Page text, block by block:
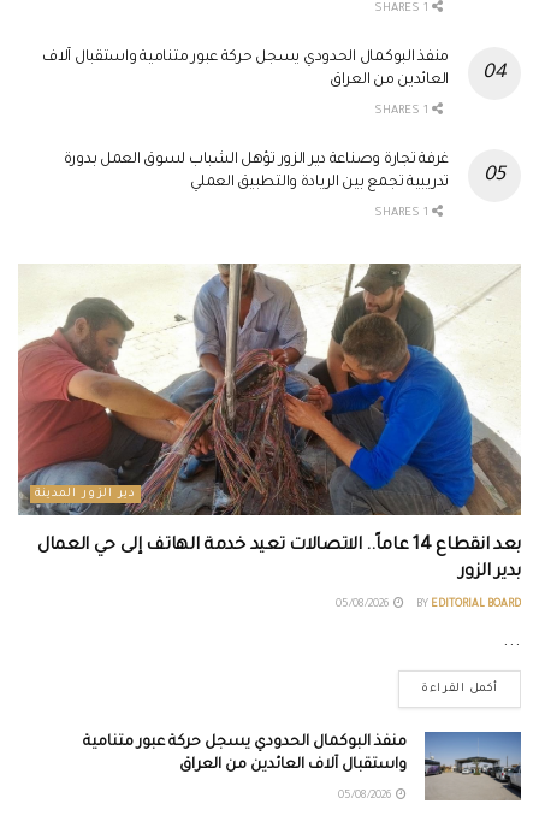
منفذ البوكمال الحدودي يسجل حركة عبور متنامية واستقبال آلاف
العائدين من العراق
غرفة تجارة وصناعة دير الزور تؤهل الشباب لسوق العمل بدورة
تدريبية تجمع بين الريادة والتطبيق العملي
دير الزور المدينة
بعد انقطاع 14 عاماً.. الاتصالات تعيد خدمة الهاتف إلى حي العمال
بدير الزور
BY EDITORIAL BOARD
...
أكمل القراءة
منفذ البوكمال الحدودي يسجل حركة عبور متنامية
واستقبال آلاف العائدين من العراق